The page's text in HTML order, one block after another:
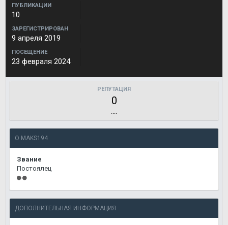
ПУБЛИКАЦИИ
10
ЗАРЕГИСТРИРОВАН
9 апреля 2019
ПОСЕЩЕНИЕ
23 февраля 2024
РЕПУТАЦИЯ
0
....
О MAKS194
Звание
Постоялец
ДОПОЛНИТЕЛЬНАЯ ИНФОРМАЦИЯ